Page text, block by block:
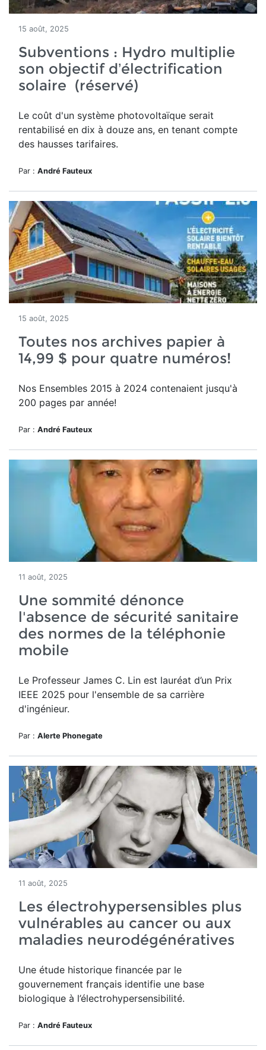
15 août, 2025
Subventions : Hydro multiplie
son objectif d’électrification
solaire (réservé)
Le coût d'un système photovoltaïque serait
rentabilisé en dix à douze ans, en tenant compte
des hausses tarifaires.
Par : André Fauteux
15 août, 2025
Toutes nos archives papier à
14,99 $ pour quatre numéros!
Nos Ensembles 2015 à 2024 contenaient jusqu'à
200 pages par année!
Par : André Fauteux
11 août, 2025
Une sommité dénonce
l'absence de sécurité sanitaire
des normes de la téléphonie
mobile
Le Professeur James C. Lin est lauréat d’un Prix
IEEE 2025 pour l'ensemble de sa carrière
d'ingénieur.
Par : Alerte Phonegate
11 août, 2025
Les électrohypersensibles plus
vulnérables au cancer ou aux
maladies neurodégénératives
Une étude historique financée par le
gouvernement français identifie une base
biologique à l’électrohypersensibilité.
Par : André Fauteux